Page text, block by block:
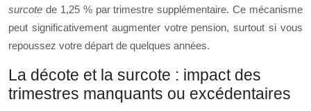
surcote de 1,25 % par trimestre supplémentaire. Ce mécanisme
peut significativement augmenter votre pension, surtout si vous
repoussez votre départ de quelques années.
La décote et la surcote : impact des
trimestres manquants ou excédentaires